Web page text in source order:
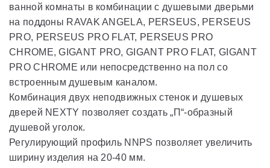
ванной комнаты в комбинации с душевыми дверьми
на поддоны RAVAK ANGELA, PERSEUS, PERSEUS
PRO, PERSEUS PRO FLAT, PERSEUS PRO
CHROME, GIGANT PRO, GIGANT PRO FLAT, GIGANT
PRO CHROME или непосредственно на пол со
встроенным душевым каналом.
Комбинация двух неподвижных стенок и душевых
дверей NEXTY позволяет создать „П“-образный
душевой уголок.
Регулирующий профиль NNPS позволяет увеличить
ширину изделия на 20-40 мм.